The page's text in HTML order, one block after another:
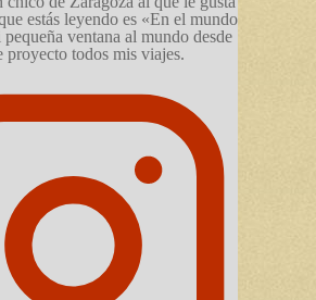
estás leyendo es «En el mundo
ventana al mundo desde
proyecto todos mis viajes.